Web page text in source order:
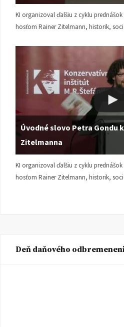
KI organizoval ďalšiu z cyklu
hosťom Rainer Zitelmann, historik,
Úvodné slovo Petra Gondu
Zitelmanna
KI organizoval ďalšiu z cyklu
hosťom Rainer Zitelmann, historik,
Deň daňového